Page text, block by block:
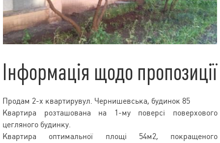
Інформація щодо пропозиції
Продам 2-х квартирувул. Чернишевська, будинок 85
Квартира розташована на 1-му поверсі поверхового
цегляного будинку.
Квартира оптимальної площі 54м2, покращеного